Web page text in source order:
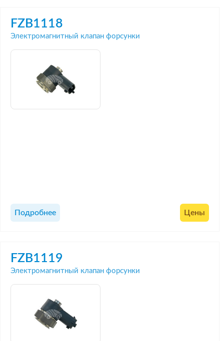
FZB1118
Электромагнитный клапан форсунки
Подробнее Цены
FZB1119
Электромагнитный клапан форсунки